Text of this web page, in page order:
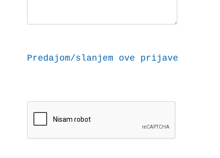
Predajom/slanjem ove prijave